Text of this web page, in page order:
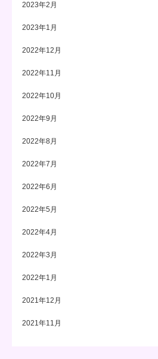
2023年2月
2023年1月
2022年12月
2022年11月
2022年10月
2022年9月
2022年8月
2022年7月
2022年6月
2022年5月
2022年4月
2022年3月
2022年1月
2021年12月
2021年11月